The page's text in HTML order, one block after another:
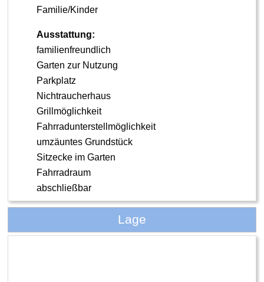
Familie/Kinder
Ausstattung:
familienfreundlich
Garten zur Nutzung
Parkplatz
Nichtraucherhaus
Grillmöglichkeit
Fahrradunterstellmöglichkeit
umzäuntes Grundstück
Sitzecke im Garten
Fahrradraum
abschließbar
Lage